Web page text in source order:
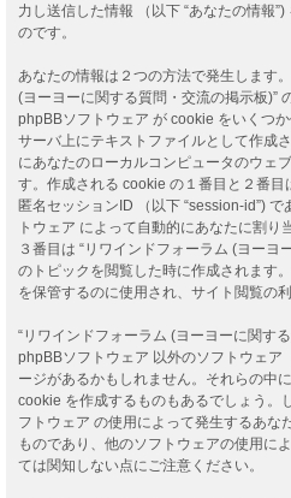
力し送信した情報 （以下 “あなたの情報
のです。
あなたの情報は２つの方法で発生します
(ヨーヨーに関する質問・交流の掲示板)”
phpBBソフトウェア が cookie をいくつ
サーバ上にテキストファイルとして作成
にあなたのローカルコンピュータのウェ
す。作成される cookie の１番目と２番目
匿名セッションID （以下 “session-id”)
トウェア によって自動的にあなたに割
３番目は “リワインドフォーラム (ヨーヨ
のトピックを閲覧した時に作成されます
を保管するのに使用され、サイト閲覧の
“リワインドフォーラム (ヨーヨーに関す
phpBBソフトウェア 以外のソフトウェア
ージがあるかもしれません。それらの中
cookie を作成するものもあるでしょう。
フトウェア の使用によって発生するあな
ものであり、他のソフトウェアの使用に
ては関知しない点にご注意ください。